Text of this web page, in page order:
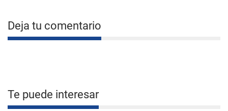
Deja tu comentario
Te puede interesar